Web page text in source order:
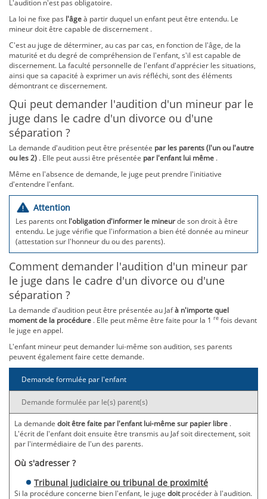
L'audition n'est pas obligatoire.
La loi ne fixe pas l'âgeà partir duquel un enfant peut être entendu. Le
mineur doit être capable de discernement .
C'est au juge de déterminer, au cas par cas, en fonction de l'âge, de la
maturité et du degré de compréhension de l'enfant, s'il est capable de
discernement. La faculté personnelle de l'enfant d'apprécier les situations,
ainsi que sa capacité à exprimer un avis réfléchi, sont des éléments
démontrant ce discernement.
Qui peut demander l'audition d'un mineur par le
juge dans le cadre d'un divorce ou d'une
séparation ?
La demande d'audition peut être présentée par les parents (l'un ou l'autre
ou les 2) . Elle peut aussi être présentée par l'enfant lui même .
Même en l'absence de demande, le juge peut prendre l'initiative
d'entendre l'enfant.
Attention
Les parents ont l'obligation d'informer le mineurde son droit à être
entendu. Le juge vérifie que l'information a bien été donnée au mineur
(attestation sur l'honneur du ou des parents).
Comment demander l'audition d'un mineur par
le juge dans le cadre d'un divorce ou d'une
séparation ?
La demande d'audition peut être présentée au Jafà n'importe quel
moment de la procédure . Elle peut même être faite pour la 1 re fois devant
le juge en appel.
L'enfant mineur peut demander lui-même son audition, ses parents
peuvent également faire cette demande.
Demande formulée par l'enfant
Demande formulée par le(s) parent(s)
La demande doit être faite par l'enfant lui-même sur papier libre .
L'écrit de l'enfant doit ensuite être transmis au Jaf soit directement, soit
par l'intermédiaire de l'un des parents.
Où s'adresser ?
Tribunal judiciaire ou tribunal de proximité
Si la procédure concerne bien l'enfant, le juge doitprocéder à l'audition.